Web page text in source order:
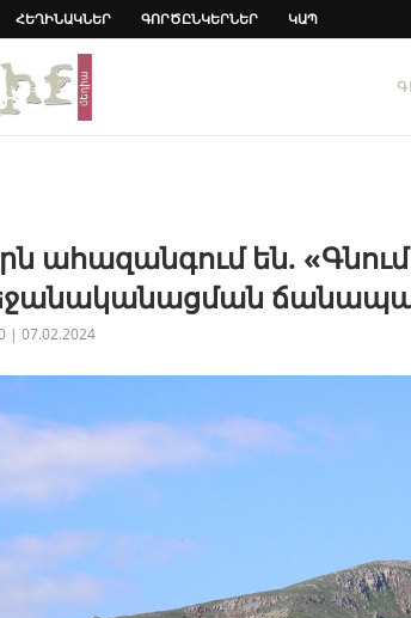
ՀԵՂԻՆԱԿՆԵՐ ԳՈՐԾԸՆԿԵՐՆԵՐ ԿԱՊ
ահազանգում են.
| 07.02.2024